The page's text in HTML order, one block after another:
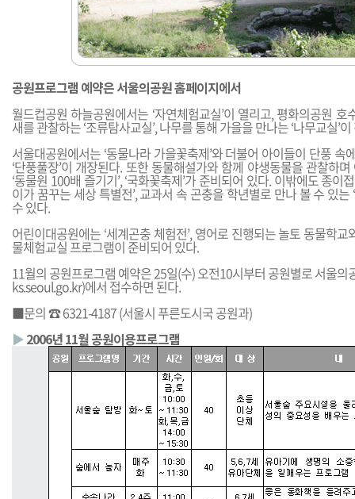
공원프로그램 예약은 서울의공원 홈페이지에서
월드컵공원 하늘공원에서는 ‘자연체험교실’이 열리고, 평화의공원
새를 관찰하는 ‘조류탐사교실’, 나무를 통해 가을을 만나는 ‘나무교실’
서울대공원에서는 ‘동물나라 가을꽃축제’와 더불어 아이들이 단풍 속
‘단풍풀장’이 개장된다. 또한 동물해설가와 함께 야생동물을 관찰하
‘동물원 100배 즐기기’, ‘국화꽃축제’가 준비되어 있다. 이밖에도 종이
이가 꿈꾸는 세상 특별전’, 교과서 속 곤충을 학년별로 만나 볼 수 있는
수 있다.
어린이대공원에는 ‘세계곤충 체험전’, 영어로 진행되는 놀토 동물학
물체험교실 프로그램이 준비되어 있다.
11월의 공원프로그램 예약은 25일(수) 오전10시부터 공원별로 서울의
ks.seoul.go.kr)에서 접수하면 된다.
■문의 ☎ 6321-4187 (서울시 푸른도시국 공원과)
▶2006년 11월 공원이용프로그램